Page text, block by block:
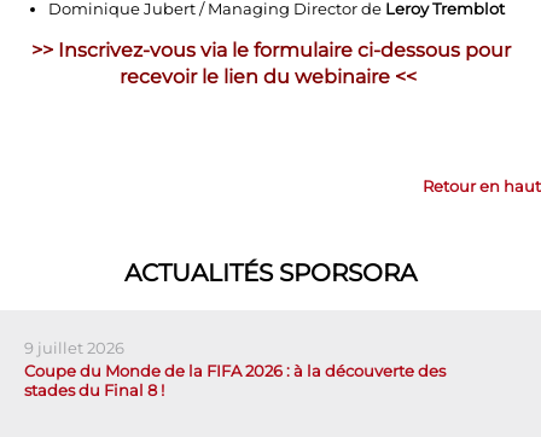
Dominique Jubert/ Managing Director de Leroy Tremblot
>> Inscrivez-vous via le formulaire ci-dessouspour
recevoir le lien du webinaire <<
Retour en haut
ACTUALITÉS SPORSORA
9 juillet 2026
Coupe du Monde de la FIFA 2026 : à la découverte des
stades du Final 8 !